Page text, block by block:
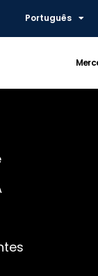
Português